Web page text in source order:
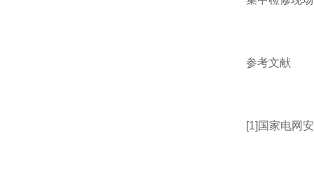
参考文献
[1]国家电网